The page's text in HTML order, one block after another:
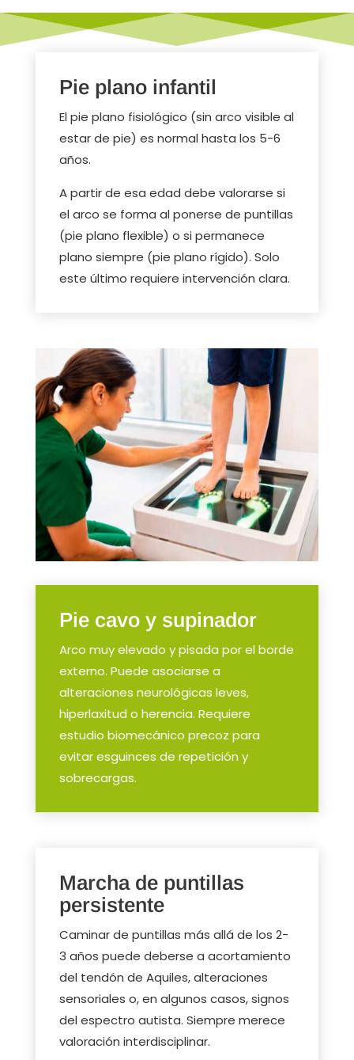
Pie plano infantil
El pie plano fisiológico (sin arco visible al
estar de pie) es normal hasta los 5-6
años.
A partir de esa edad debe valorarse si
el arco se forma al ponerse de puntillas
(pie plano flexible) o si permanece
plano siempre (pie plano rígido). Solo
este último requiere intervención clara.
Pie cavo y supinador
Arco muy elevado y pisada por el borde
externo. Puede asociarse a
alteraciones neurológicas leves,
hiperlaxitud o herencia. Requiere
estudio biomecánico precoz para
evitar esguinces de repetición y
sobrecargas.
Marcha de puntillas
persistente
Caminar de puntillas más allá de los 2-
3 años puede deberse a acortamiento
del tendón de Aquiles, alteraciones
sensoriales o, en algunos casos, signos
del espectro autista. Siempre merece
valoración interdisciplinar.